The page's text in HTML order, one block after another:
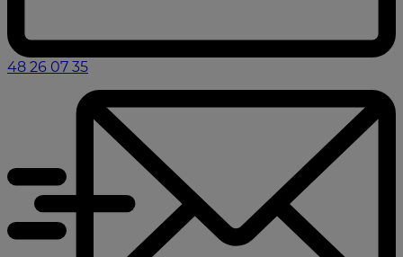
48 26 07 35